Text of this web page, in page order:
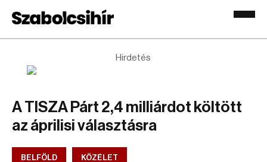
Hirdetés
A TISZA Párt 2,4 milliárdot költött
az áprilisi választásra
BELFÖLD KÖZÉLET